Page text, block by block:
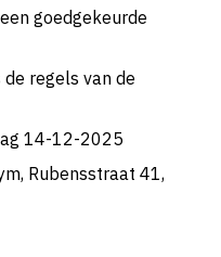
goedgekeurde
regels van de
14-12-2025
Rubensstraat 41,